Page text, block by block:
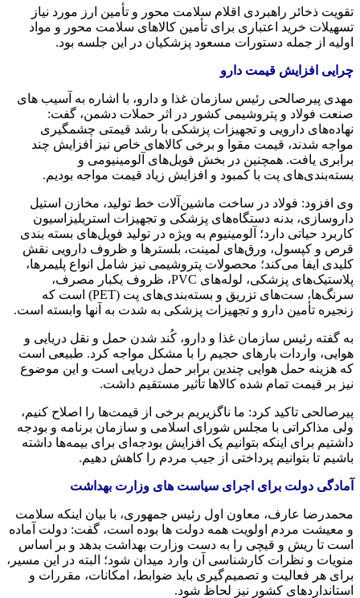
تقویت ذخائر راهبردی اقلام سلامت محور و تأمین ارز مورد نیاز
تسهیلات خرید اعتباری برای تأمین کالاهای سلامت‌ محور و مواد
اولیه از جمله دستورات مسعود پزشکیان در این جلسه بود.
چرایی افزایش قیمت دارو
مهدی پیرصالحی رئیس سازمان غذا و دارو، با اشاره به آسیب های
صنعت فولاد و پتروشیمی کشور در اثر حملات دشمن، گفت:
نهاده‌های دارویی و تجهیزات پزشکی با رشد قیمتی چشمگیری
مواجه شدند، قیمت مقوا و برخی کالاهای خاص نیز افزایش چند
برابری یافت. همچنین در بخش فویل‌های آلومینیومی و
بسته‌بندی‌های پت با کمبود و افزایش زیاد قیمت مواجه بودیم.
وی افزود: فولاد در ساخت ماشین‌آلات خط تولید، مخازن استیل
داروسازی، بدنه دستگاه‌های پزشکی و تجهیزات استریلیزاسیون
کاربرد حیاتی دارد؛ آلومینیوم به‌ ویژه در تولید فویل‌های بسته‌ بندی
قرص و کپسول، ورق‌های لمینت، بلسترها و ظروف دارویی نقش
کلیدی ایفا می‌کند؛ محصولات پتروشیمی نیز شامل انواع پلیمرها،
پلاستیک‌های پزشکی، لوله‌های PVC، ظروف یکبار مصرف،
سرنگ‌ها، ست‌های تزریق و بسته‌بندی‌های پت (PET) است که
زنجیره تأمین دارو و تجهیزات پزشکی به‌ شدت به آنها وابسته است.
به گفته رئیس سازمان غذا و دارو، کُند شدن حمل و نقل دریایی و
هوایی، واردات بارهای حجیم را با مشکل مواجه کرد. طبیعی است
که هزینه حمل هوایی چندین برابر حمل دریایی است و این موضوع
نیز بر قیمت تمام‌ شده کالاها تأثیر مستقیم داشت.
پیرصالحی تاکید کرد: ما ناگزیریم برخی از قیمت‌ها را اصلاح کنیم،
ولی مذاکراتی با مجلس شورای اسلامی و سازمان برنامه و بودجه
داشتیم برای اینکه بتوانیم یک افزایش بودجه‌ای برای بیمه‌ها داشته
باشیم تا بتوانیم پرداختی از جیب مردم را کاهش دهیم.
آمادگی دولت برای اجرای سیاست های وزارت بهداشت
محمدرضا عارف، معاون اول رئیس‌ جمهوری، با بیان اینکه سلامت
و معیشت مردم اولویت همه دولت ها بوده است، گفت: دولت آماده
است تا ریش و قیچی را به دست وزارت بهداشت بدهد و بر اساس
منویات و نظرات کارشناسی آن وارد میدان شود؛ البته در این مسیر،
برای هر فعالیت و تصمیم‌گیری باید ضوابط، امکانات، مقررات و
استانداردهای کشور نیز لحاظ شود.